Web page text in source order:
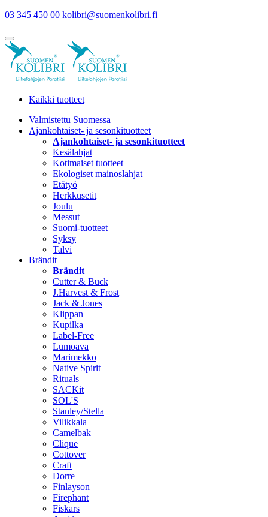
03 345 450 00 kolibri@suomenkolibri.fi
Kaikki tuotteet
Valmistettu Suomessa
Ajankohtaiset- ja sesonkituotteet
Ajankohtaiset- ja sesonkituotteet
Kesälahjat
Kotimaiset tuotteet
Ekologiset mainoslahjat
Etätyö
Herkkusetit
Joulu
Messut
Suomi-tuotteet
Syksy
Talvi
Brändit
Brändit
Cutter & Buck
J.Harvest & Frost
Jack & Jones
Klippan
Kupilka
Label-Free
Lumoava
Marimekko
Native Spirit
Rituals
SACKit
SOL'S
Stanley/Stella
Vilikkala
Camelbak
Clique
Cottover
Craft
Dorre
Finlayson
Firephant
Fiskars